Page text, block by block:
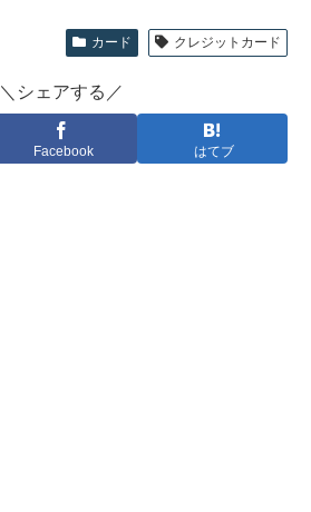
カード クレジットカード
＼シェアする／
Facebook はてブ